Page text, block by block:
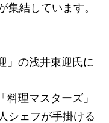
集結しています。
」の浅井東迎氏に
理マスターズ」
シェフが手掛ける